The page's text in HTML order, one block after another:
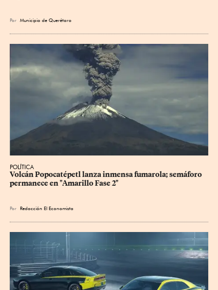
Por Municipio de Querétaro
POLÍTICA
Volcán Popocatépetl lanza inmensa fumarola; semáforo
permanece en "Amarillo Fase 2"
Por Redacción El Economista